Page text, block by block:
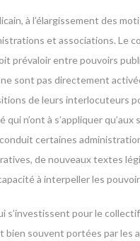
à l’élargissement des
et associations. Le
prévaloir entre pouvoirs
sont pas directement
de leurs interlocuteurs
n’ont à s’appliquer
certaines
de nouveaux textes
à interpeller les
pour le
souvent portées par les